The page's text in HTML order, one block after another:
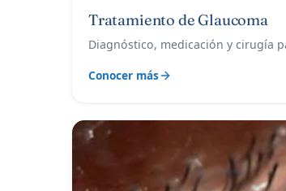
Tratamiento de Glaucoma
Diagnóstico, medicación y cirugía
Conocer más